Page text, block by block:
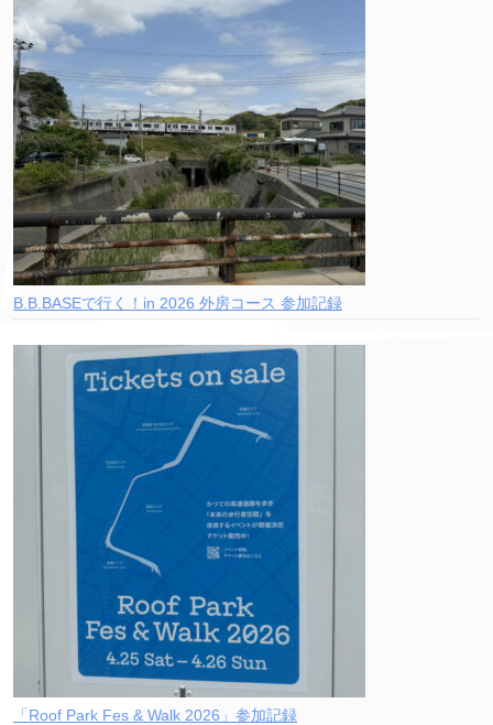
B.B.BASEで行く！in 2026 外房コース 参加記録
「Roof Park Fes & Walk 2026」参加記録